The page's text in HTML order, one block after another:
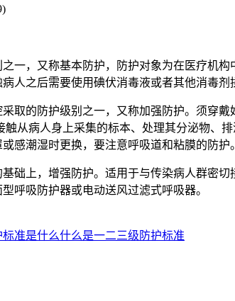
，又称基本防护，防护对象为在医疗机构
人之后需要使用碘伏消毒液或者其他消毒
的防护级别之一，又称加强防护。须穿戴
触从病人身上采集的标本、处理其分泌物、
感潮湿时更换，要注意呼吸道和粘膜的防护。
上，增强防护。适用于与传染病人群密切
呼吸防护器或电动送风过滤式呼吸器。
准是什么什么是一二三级防护标准